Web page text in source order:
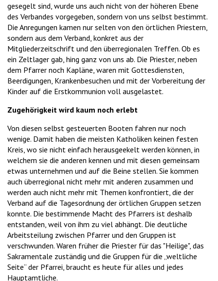
gesegelt sind, wurde uns auch nicht von der höheren Ebene
des Verbandes vorgegeben, sondern von uns selbst bestimmt.
Die Anregungen kamen nur selten von den örtlichen Priestern,
sondern aus dem Verband, konkret aus der
Mitgliederzeitschrift und den überregionalen Treffen. Ob es
ein Zeltlager gab, hing ganz von uns ab. Die Priester, neben
dem Pfarrer noch Kapläne, waren mit Gottesdiensten,
Beerdigungen, Krankenbesuchen und mit der Vorbereitung der
Kinder auf die Erstkommunion voll ausgelastet.
Zugehörigkeit wird kaum noch erlebt
Von diesen selbst gesteuerten Booten fahren nur noch
wenige. Damit haben die meisten Katholiken keinen festen
Kreis, wo sie nicht einfach herausgeekelt werden können, in
welchem sie die anderen kennen und mit diesen gemeinsam
etwas unternehmen und auf die Beine stellen. Sie kommen
auch überregional nicht mehr mit anderen zusammen und
werden auch nicht mehr mit Themen konfrontiert, die der
Verband auf die Tagesordnung der örtlichen Gruppen setzen
konnte. Die bestimmende Macht des Pfarrers ist deshalb
entstanden, weil von ihm zu viel abhängt. Die deutliche
Arbeitsteilung zwischen Pfarrer und den Gruppen ist
verschwunden. Waren früher die Priester für das "Heilige", das
Sakramentale zuständig und die Gruppen für die „weltliche
Seite“ der Pfarrei, braucht es heute für alles und jedes
Hauptamtliche.